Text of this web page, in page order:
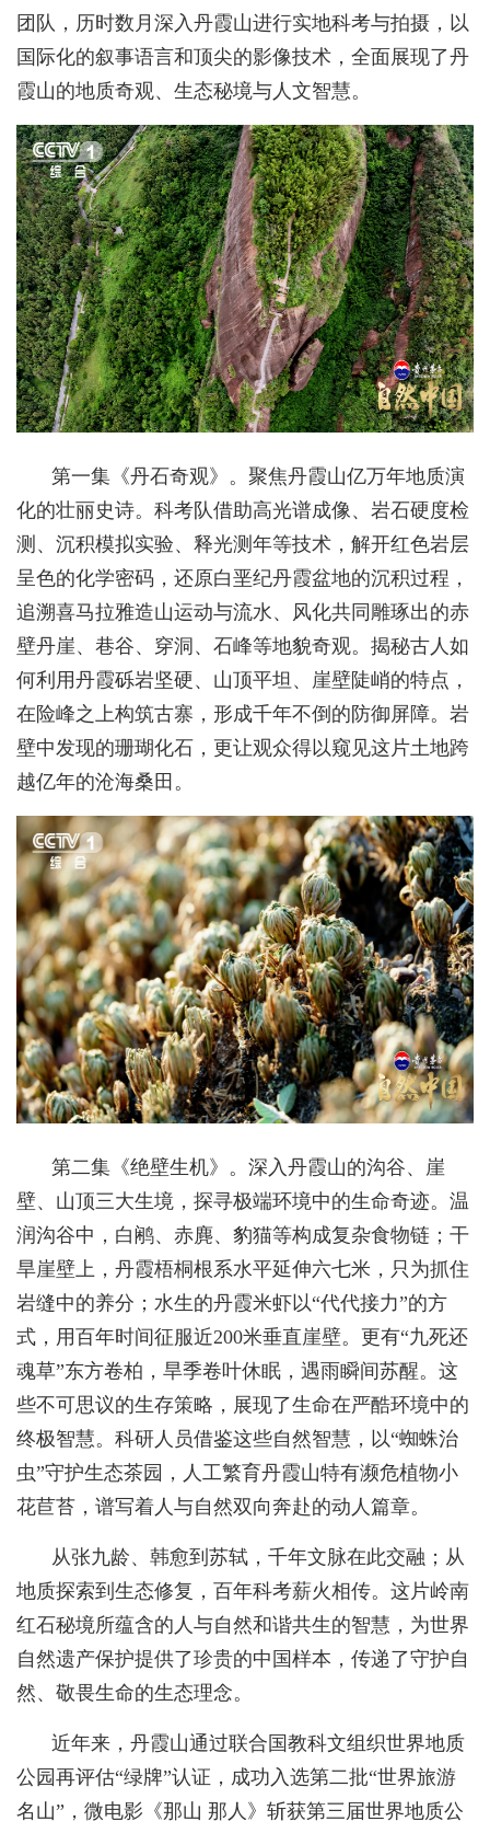
团队，历时数月深入丹霞山进行实地科考与拍摄，以
国际化的叙事语言和顶尖的影像技术，全面展现了丹
霞山的地质奇观、生态秘境与人文智慧。
第一集《丹石奇观》。聚焦丹霞山亿万年地质演
化的壮丽史诗。科考队借助高光谱成像、岩石硬度检
测、沉积模拟实验、释光测年等技术，解开红色岩层
呈色的化学密码，还原白垩纪丹霞盆地的沉积过程，
追溯喜马拉雅造山运动与流水、风化共同雕琢出的赤
壁丹崖、巷谷、穿洞、石峰等地貌奇观。揭秘古人如
何利用丹霞砾岩坚硬、山顶平坦、崖壁陡峭的特点，
在险峰之上构筑古寨，形成千年不倒的防御屏障。岩
壁中发现的珊瑚化石，更让观众得以窥见这片土地跨
越亿年的沧海桑田。
第二集《绝壁生机》。深入丹霞山的沟谷、崖
壁、山顶三大生境，探寻极端环境中的生命奇迹。温
润沟谷中，白鹇、赤麂、豹猫等构成复杂食物链；干
旱崖壁上，丹霞梧桐根系水平延伸六七米，只为抓住
岩缝中的养分；水生的丹霞米虾以“代代接力”的方
式，用百年时间征服近200米垂直崖壁。更有“九死还
魂草”东方卷柏，旱季卷叶休眠，遇雨瞬间苏醒。这
些不可思议的生存策略，展现了生命在严酷环境中的
终极智慧。科研人员借鉴这些自然智慧，以“蜘蛛治
虫”守护生态茶园，人工繁育丹霞山特有濒危植物小
花苣苔，谱写着人与自然双向奔赴的动人篇章。
从张九龄、韩愈到苏轼，千年文脉在此交融；从
地质探索到生态修复，百年科考薪火相传。这片岭南
红石秘境所蕴含的人与自然和谐共生的智慧，为世界
自然遗产保护提供了珍贵的中国样本，传递了守护自
然、敬畏生命的生态理念。
近年来，丹霞山通过联合国教科文组织世界地质
公园再评估“绿牌”认证，成功入选第二批“世界旅游
名山”，微电影《那山 那人》斩获第三届世界地质公